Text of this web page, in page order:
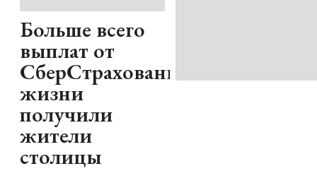
Больше всего
выплат от
СберСтрахование
жизни
получили
жители
столицы